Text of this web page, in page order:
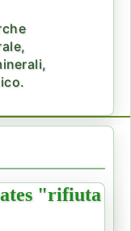
"rifiuta